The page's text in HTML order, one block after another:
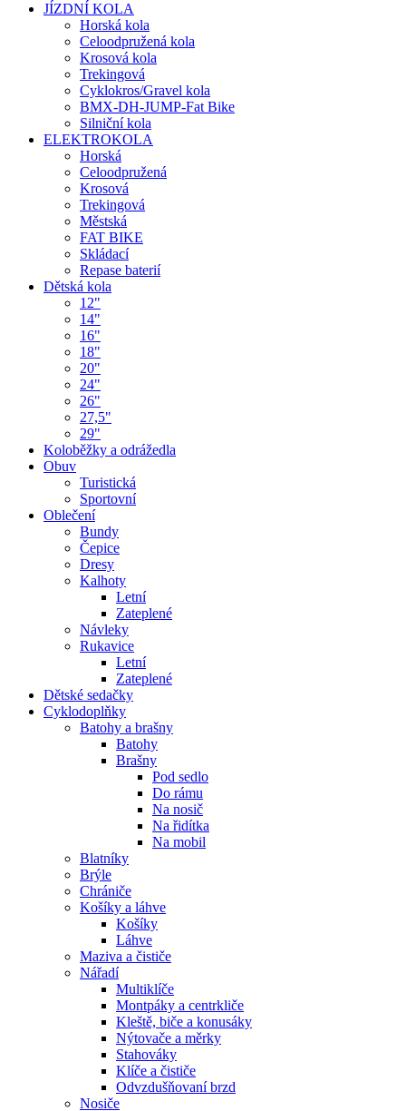
JÍZDNÍ KOLA
Horská kola
Celoodpružená kola
Krosová kola
Trekingová
Cyklokros/Gravel kola
BMX-DH-JUMP-Fat Bike
Silniční kola
ELEKTROKOLA
Horská
Celoodpružená
Krosová
Trekingová
Městská
FAT BIKE
Skládací
Repase baterií
Dětská kola
12"
14"
16"
18"
20"
24"
26"
27,5"
29"
Koloběžky a odrážedla
Obuv
Turistická
Sportovní
Oblečení
Bundy
Čepice
Dresy
Kalhoty
Letní
Zateplené
Návleky
Rukavice
Letní
Zateplené
Dětské sedačky
Cyklodoplňky
Batohy a brašny
Batohy
Brašny
Pod sedlo
Do rámu
Na nosič
Na řidítka
Na mobil
Blatníky
Brýle
Chrániče
Košíky a láhve
Košíky
Láhve
Maziva a čističe
Nářadí
Multiklíče
Montpáky a centrkliče
Kleště, biče a konusáky
Nýtovače a měrky
Stahováky
Klíče a čističe
Odvzdušňovaní brzd
Nosiče